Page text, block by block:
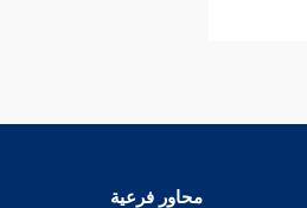
محاور فرعية